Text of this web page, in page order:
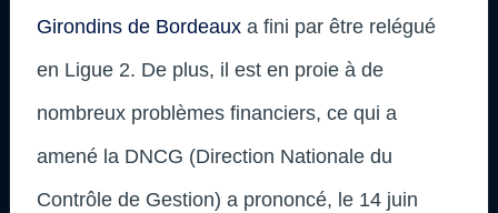
Girondins de Bordeaux a fini par être relégué
en Ligue 2. De plus, il est en proie à de
nombreux problèmes financiers, ce qui a
amené la DNCG (Direction Nationale du
Contrôle de Gestion) a prononcé, le 14 juin